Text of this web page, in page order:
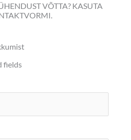
VÕTTA? KASUTA
fields